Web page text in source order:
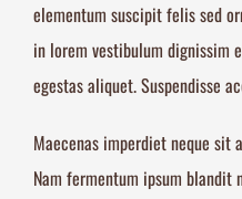
elementum suscipit felis sed
in lorem vestibulum dignissim
egestas aliquet. Suspendisse
Maecenas imperdiet neque
Nam fermentum ipsum